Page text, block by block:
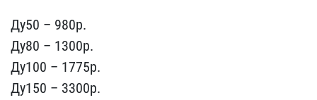
Ду50 – 980p.
Ду80 – ​1300p.
Ду100 – 1775p.
Ду​150 – 3300p.